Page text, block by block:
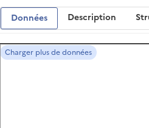
Données Description
Charger plus de données